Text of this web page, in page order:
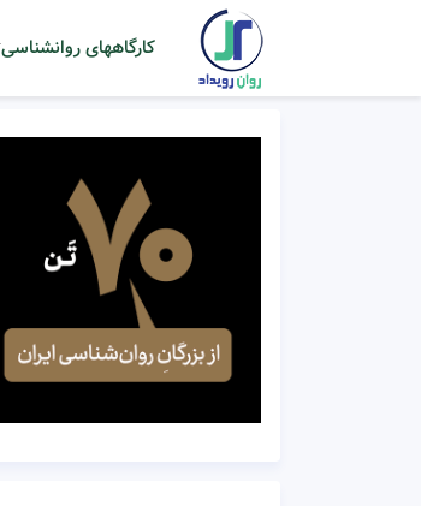
کارگاههای روانشناسی